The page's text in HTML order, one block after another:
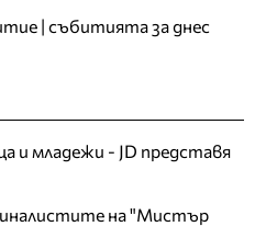
| събитията за днес
и младежи - JD представя
на "Мистър